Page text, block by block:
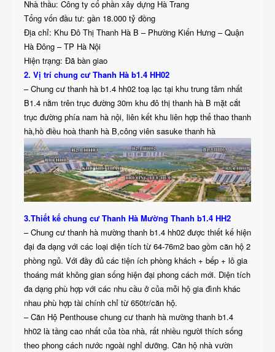
Nhà thầu: Công ty cổ phần xây dựng Hà Trang
Tổng vốn đầu tư: gần 18.000 tỷ đồng
Địa chỉ: Khu Đô Thị Thanh Hà B – Phường Kiến Hưng – Quận
Hà Đông – TP Hà Nội
Hiện trạng: Đã bàn giao
2. Vị trí chung cư Thanh Hà b1.4 HH02
– Chung cư thanh hà b1.4 hh02 toạ lạc tại khu trung tâm nhất
B1.4 nằm trên trục đường 30m khu đô thị thanh hà B mặt cắt
trục đường phía nam hà nội, liên kết khu liên hợp thể thao thanh
hà,hồ điều hoà thanh hà B,công viên sasuke thanh hà
3.Thiết kế chung cư Thanh Hà Mường Thanh b1.4 HH2
– Chung cư thanh hà mường thanh b1.4 hh02 được thiết kế hiện
đại đa dạng với các loại diện tích từ 64-76m2 bao gồm căn hộ 2
phòng ngủ. Với đầy đủ các tiện ích phòng khách + bếp + lô gia
thoáng mát không gian sống hiện đại phong cách mới. Diện tích
đa dạng phù hợp với các nhu cầu ở của mỗi hộ gia đình khác
nhau phù hợp tài chính chỉ từ 650tr/căn hộ.
– Căn Hộ Penthouse chung cư thanh hà mường thanh b1.4
hh02 là tầng cao nhất của tòa nhà, rất nhiều người thích sống
theo phong cách nước ngoài nghỉ dưỡng. Căn hộ nhà vườn